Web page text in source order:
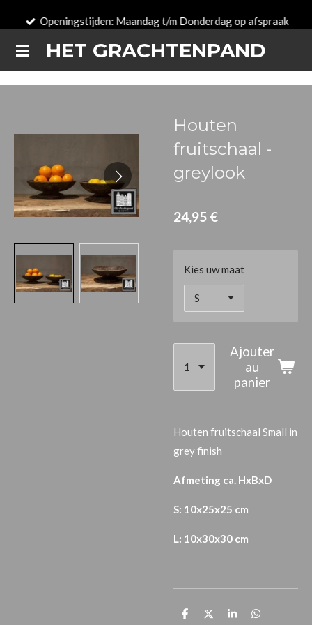
Passer
contenu
principal
HET GRACHTENPAND
Openingstijden: Maandag t/m Donderdag op afspraak
Houten
fruitschaal -
greylook
24,95 €
Kies uw maat
Ajouter
au
panier
Houten fruitschaal Small in
grey finish
Afmeting ca. HxBxD
S: 10x25x25 cm
L: 10x30x30 cm
P
P
P
P